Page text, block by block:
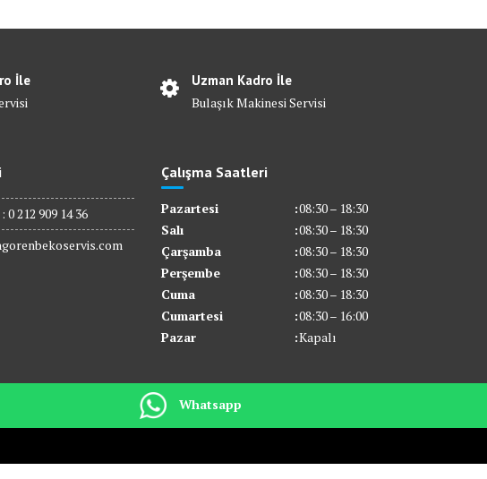
İle
Uzman Kadro İle
Bulaşık Makinesi Servisi
212 909 14 36
Çalışma Saatleri
Pazartesi :08:30 – 18:30
Salı
:08:30 – 18:30
Çarşamba
:08:30 – 18:30
Perşembe
:08:30 – 18:30
Cuma
:08:30 – 18:30
Cumartesi
:08:30 – 16:00
Pazar
:Kapalı
Whatsapp